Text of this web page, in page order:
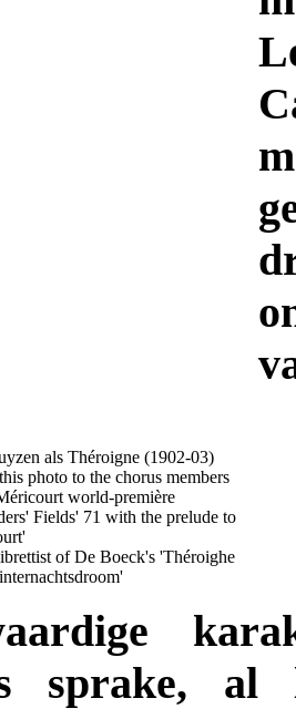
als Théroigne (1902-03)
photo to the chorus members
world-première
Fields' 71 with the prelude to
of De Boeck's 'Théroighe
sprake, al